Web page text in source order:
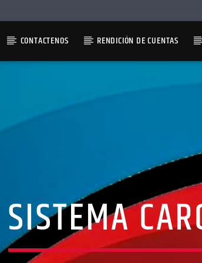
CONTACTENOS RENDICIÓN DE CUENTAS
SISTEMA